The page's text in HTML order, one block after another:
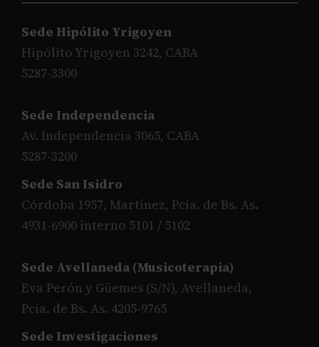
Sede Hipólito Yrigoyen
Hipólito Yrigoyen 3242, CABA
5287-3300
Sede Independencia
Av. Independencia 3065, CABA
5287-3200
Sede San Isidro
Córdoba 1957, Martínez, Pcia. de Bs. As.
4931-6900 interno 5101 / 5102
Sede Avellaneda (Musicoterapia)
Eva Perón y Güemes (S/N), Avellaneda,
Pcia. de Bs. As. 4205-9765
Sede Investigaciones